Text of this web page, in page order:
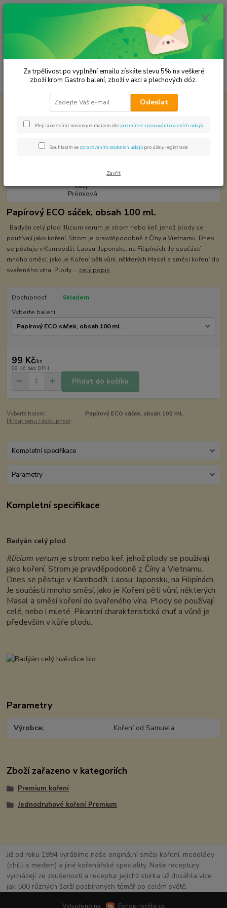
Menu
Hledat
ks
za 0,00 Kč
Premium koření Badyán celý Prémiová kvalita
Badyán celý Prémiová kvalita
Papírový ECO sáček, obsah 100 ml.
Badyán celý plod Illicium verum je strom nebo keř, jehož plody se
používají jako koření. Strom je pravděpodobně z Číny a Vietnamu. Dnes
se pěstuje v Kambodži, Laosu, Japonsku, na Filipínách. Je součástí
mnoho směsí, jako je Koření pěti vůní, některých Masal a směsí koření do
svařeného vína. Plody ... celý popis
Dostupnost
Skladem
Vyberte balení
99 Kč/ks
88 Kč bez DPH
Přidat do košíku
Vyberte balení:
Papírový ECO sáček, obsah 100 ml.
Hlídat cenu / dostupnost
Kompletní specifikace
Parametry
Kompletní specifikace
Badyán celý plod
Illicium verumje strom nebo keř, jehož plody se používají
jako koření. Strom je pravděpodobně z Číny a Vietnamu.
Dnes se pěstuje v Kambodži, Laosu, Japonsku, na Filipínách.
Je součástí mnoho směsí, jako je Koření pěti vůní, některých
Masal a směsí koření do svařeného vína. Plody se používají
celé, nebo i mleté. Pikantní charakteristická chuť a vůně je
především v kůře plodu.
Parametry
Výrobce Koření od Samuela
Zboží zařazeno v kategoriích
Premium koření
Jednodruhové koření Premium
Již od roku 1994 vyrábíme naše originální směsi koření, medolády
(chilli s medem) a jiné kořenářské speciality. Naše receptury
vycházejí ze zkušeností a receptur jejichž sbírka už dosáhla více
jak 500 různých šarží posbíraných téměř po celém světě.
Vytvořeno na Eshop-rychle.cz
Za trpělivost po vyplnění emailu získáte slevu 5% na veškeré
zboží krom Gastro balení, zboží v akci a plechových dóz.
Odeslat
Přeji si odebírat novinky e-mailem dle podmínek zpracování osobních údajů
Souhlasím se zpracováním osobních údajů pro účely registrace.
Zavřít